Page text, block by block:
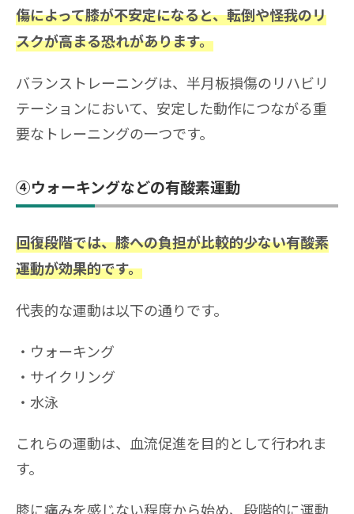
傷によって膝が不安定になると、転倒や怪我のリ
スクが高まる恐れがあります。
バランストレーニングは、半月板損傷のリハビリ
テーションにおいて、安定した動作につながる重
要なトレーニングの一つです。
④ウォーキングなどの有酸素運動
回復段階では、膝への負担が比較的少ない有酸素
運動が効果的です。
代表的な運動は以下の通りです。
ウォーキング
サイクリング
水泳
これらの運動は、血流促進を目的として行われま
す。
膝に痛みを感じない程度から始め、段階的に運動